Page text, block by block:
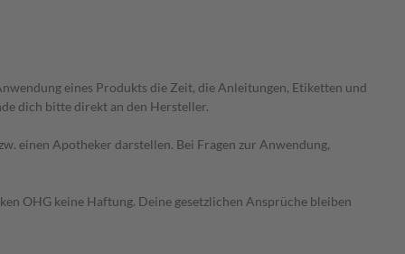
eines Produkts die Zeit, die Anleitungen, Etiketten und
dich bitte direkt an den Hersteller.
einen Apotheker darstellen. Bei Fragen zur Anwendung,
OHG keine Haftung. Deine gesetzlichen Ansprüche bleiben